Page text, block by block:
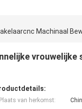
Machinaal
Plaats van herkomst: